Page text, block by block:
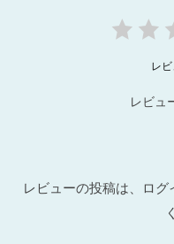
レ
レビュ
レビューの投稿は、ログ